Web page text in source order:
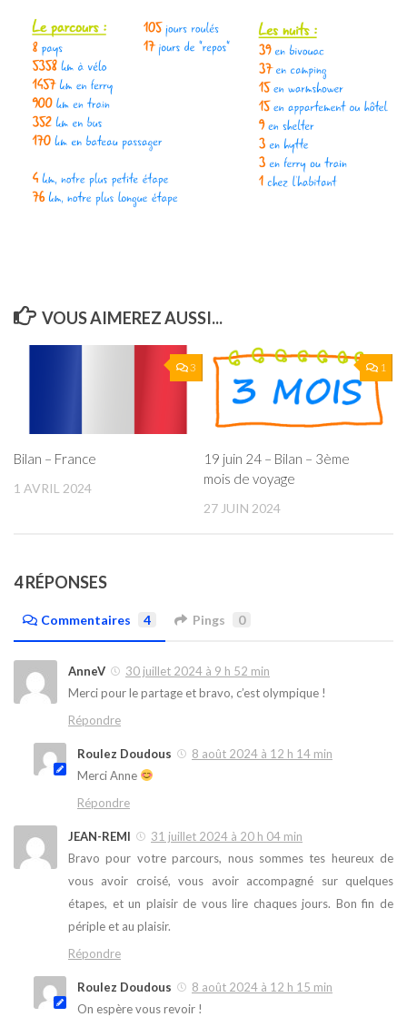
VOUS AIMEREZ AUSSI...
3
Bilan – France
1 AVRIL 2024
1
19 juin 24 – Bilan – 3ème
mois de voyage
27 JUIN 2024
4 RÉPONSES
Commentaires 4 Pings 0
AnneV
30 juillet 2024 à 9 h 52 min
Merci pour le partage et bravo, c’est olympique !
Répondre
Roulez Doudous
8 août 2024 à 12 h 14 min
Merci Anne
Répondre
JEAN-REMI
31 juillet 2024 à 20 h 04 min
Bravo pour votre parcours, nous sommes tes heureux de
vous avoir croisé, vous avoir accompagné sur quelques
étapes, et un plaisir de vous lire chaques jours. Bon fin de
périple et au plaisir.
Répondre
Roulez Doudous
8 août 2024 à 12 h 15 min
On espère vous revoir !